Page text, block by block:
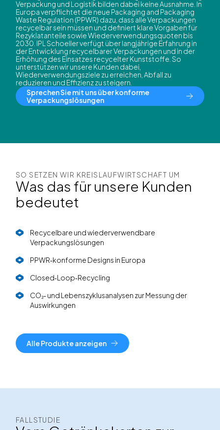
Verpackung und Logistik bilden dabei keine Ausnahme. In
Europa verpflichtet die neue Packaging and Packaging
Waste Regulation (PPWR) dazu, dass alle Verpackungen
recycelbar sein müssen und definiert klare Vorgaben für
Rezyklatanteile sowie Wiederverwendungsquoten bis
2030. IPL Schoeller verfügt über langjährige Erfahrung in
der Entwicklung recycelbarer Verpackungen und in der
Erhöhung des Einsatzes recycelter Kunststoffe. So
unterstützen wir unsere Kunden dabei,
Wiederverwendungsziele zu erreichen, Abfall zu
reduzieren und Effizienz zu steigern.
Sprechen Sie mit uns über konforme
Verpackungslösungen
SO SETZEN WIR KREISLAUFWIRTSCHAFT UM
Was das für unsere Kunden
bedeutet
Recycelbare und wiederverwendbare
Verpackungslösungen
PPWR‑konforme Designs in Europa
Closed‑Loop‑Recycling
CO₂‑ und Lebenszyklusanalysen zur Messung der
Auswirkungen
Alle Produkte anzeigen
FALLSTUDIE